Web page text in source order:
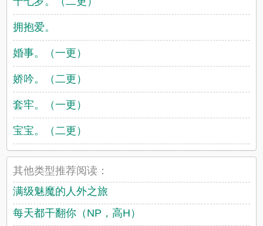
拥抱爱。
婚事。（一更）
娇吟。（二更）
套牢。（一更）
宝宝。（二更）
其他类型推荐阅读：
满级魅魔的人外之旅
每天都干翻你（NP，高H）